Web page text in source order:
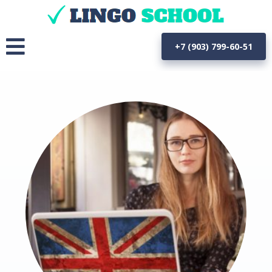
+7 (903) 799-60-51